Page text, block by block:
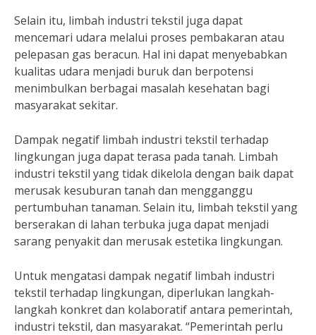
Selain itu, limbah industri tekstil juga dapat
mencemari udara melalui proses pembakaran atau
pelepasan gas beracun. Hal ini dapat menyebabkan
kualitas udara menjadi buruk dan berpotensi
menimbulkan berbagai masalah kesehatan bagi
masyarakat sekitar.
Dampak negatif limbah industri tekstil terhadap
lingkungan juga dapat terasa pada tanah. Limbah
industri tekstil yang tidak dikelola dengan baik dapat
merusak kesuburan tanah dan mengganggu
pertumbuhan tanaman. Selain itu, limbah tekstil yang
berserakan di lahan terbuka juga dapat menjadi
sarang penyakit dan merusak estetika lingkungan.
Untuk mengatasi dampak negatif limbah industri
tekstil terhadap lingkungan, diperlukan langkah-
langkah konkret dan kolaboratif antara pemerintah,
industri tekstil, dan masyarakat. “Pemerintah perlu